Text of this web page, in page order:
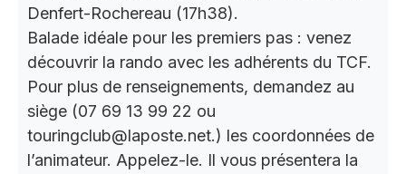
Denfert-Rochereau (17h38).
Balade idéale pour les premiers pas : venez
découvrir la rando avec les adhérents du TCF.
Pour plus de renseignements, demandez au
siège (07 69 13 99 22 ou
touringclub@laposte.net.) les coordonnées de
l’animateur. Appelez-le. Il vous présentera la